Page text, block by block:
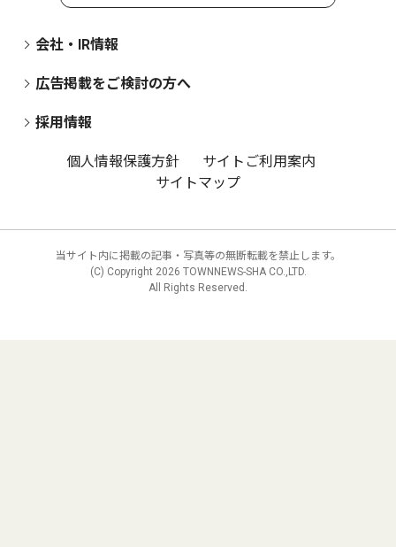
会社・IR情報
広告掲載をご検討の方へ
採用情報
個人情報保護方針
サイトご利用案内
サイトマップ
当サイト内に掲載の記事・写真等の無断転載を禁止します。
(C) Copyright 2026 TOWNNEWS-SHA CO.,LTD.
All Rights Reserved.